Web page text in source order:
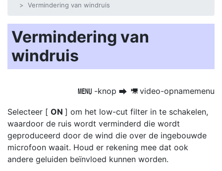
Vermindering van windruis
Vermindering van
windruis
G -knop U 1 video-opnamemenu
Selecteer [ ON ] om het low-cut filter in te schakelen,
waardoor de ruis wordt verminderd die wordt
geproduceerd door de wind die over de ingebouwde
microfoon waait. Houd er rekening mee dat ook
andere geluiden beïnvloed kunnen worden.